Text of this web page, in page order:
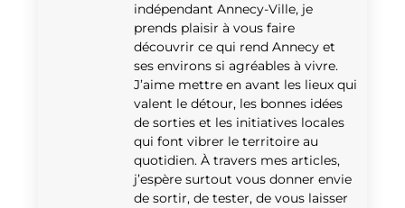
indépendant Annecy-Ville, je
prends plaisir à vous faire
découvrir ce qui rend Annecy et
ses environs si agréables à vivre.
J’aime mettre en avant les lieux qui
valent le détour, les bonnes idées
de sorties et les initiatives locales
qui font vibrer le territoire au
quotidien. À travers mes articles,
j’espère surtout vous donner envie
de sortir, de tester, de vous laisser